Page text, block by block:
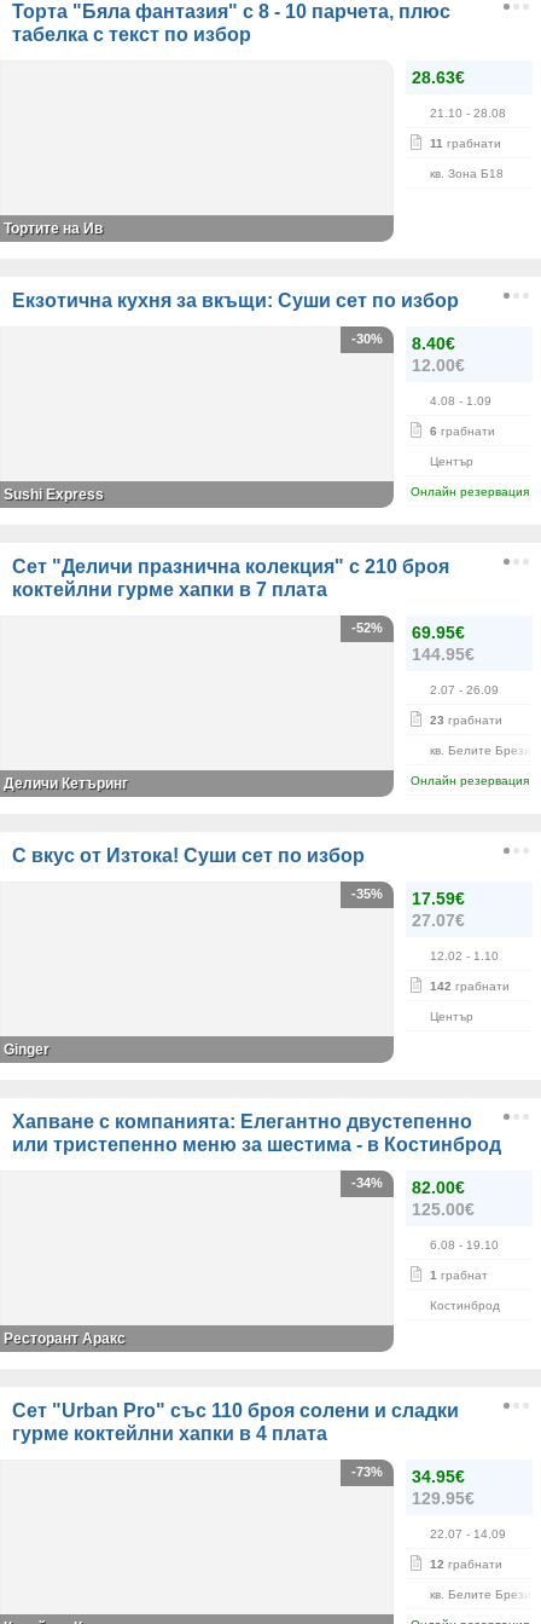
Торта "Бяла фантазия" с 8 - 10 парчета, плюс
табелка с текст по избор
28.63€
21.10 - 28.08
11 грабнати
кв. Зона Б18
Тортите на Ив
Екзотична кухня за вкъщи: Суши сет по избор
8.40€
12.00€
4.08 - 1.09
6 грабнати
Център
Онлайн резервация
-30%
Sushi Express
Сет "Деличи празнична колекция" с 210 броя
коктейлни гурме хапки в 7 плата
69.95€
144.95€
2.07 - 26.09
23 грабнати
кв. Белите Брези
Онлайн резервация
-52%
Деличи Кетъринг
С вкус от Изтока! Суши сет по избор
17.59€
27.07€
12.02 - 1.10
142 грабнати
Център
-35%
Ginger
Хапване с компанията: Елегантно двустепенно
или тристепенно меню за шестима - в Костинброд
82.00€
125.00€
6.08 - 19.10
1 грабнат
Костинброд
-34%
Ресторант Аракс
Сет "Urban Pro" със 110 броя солени и сладки
гурме коктейлни хапки в 4 плата
34.95€
129.95€
22.07 - 14.09
12 грабнати
кв. Белите Брези
-73%